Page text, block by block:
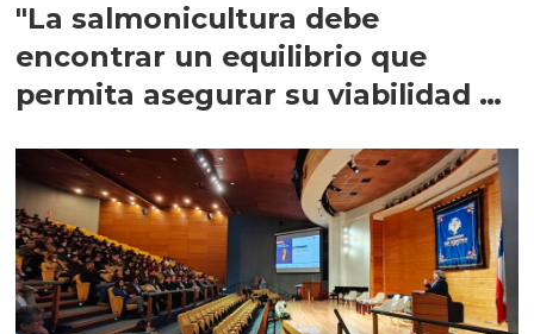
"La salmonicultura debe
encontrar un equilibrio que
permita asegurar su viabilidad de